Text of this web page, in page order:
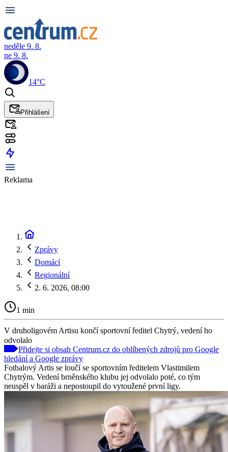
neděle 9. 8.
ne 9. 8.
14°C
Přihlášení
Reklama
Zprávy
Domácí
Regionální
2. 6. 2026, 08:00
1 min
V druholigovém Artisu končí sportovní ředitel Chytrý, vedení ho
odvolalo
Přidejte si obsah Centrum.cz do oblíbených zdrojů pro Google
hledání a Google zprávy
Fotbalový Artis se loučí se sportovním ředitelem Vlastimilem
Chytrým. Vedení brněnského klubu jej odvolalo poté, co tým
neuspěl v baráži a nepostoupil do vytoužené první ligy.